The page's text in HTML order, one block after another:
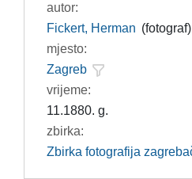
autor:
Fickert, Herman (fotograf)
mjesto:
Zagreb
vrijeme:
11.1880. g.
zbirka:
Zbirka fotografija